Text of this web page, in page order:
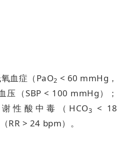
血症（PaO2 < 60 mmHg，
压（SBP < 100 mmHg）；
性酸中毒（HCO3
< 18
RR > 24 bpm）。